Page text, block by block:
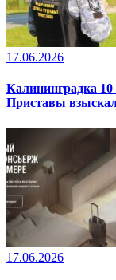
17.06.2026
Калининградка 10
Приставы
17.06.2026